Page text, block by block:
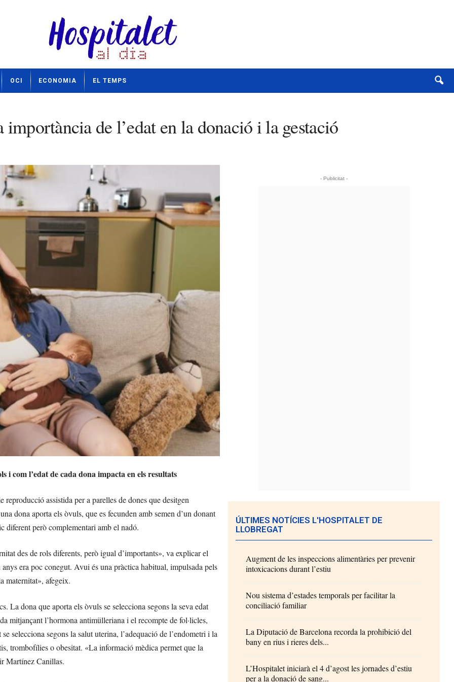
OCI ECONOMIA EL TEMPS
de l’edat en la donació i la gestació
i com l’edat de cada dona impacta en els resultats
assistida per a parelles de dones que desitgen
dona aporta els òvuls, que es fecunden amb semen d’un donant
diferent però complementari amb el nadó.
des de rols diferents, però igual d’importants», va explicar el
era poc conegut. Avui és una pràctica habitual, impulsada pels
maternitat», afegeix.
La dona que aporta els òvuls se selecciona segons la seva edat
mitjançant l’hormona antimülleriana i el recompte de fol·licles,
selecciona segons la salut uterina, l’adequació de l’endometri i la
trombofílies o obesitat. «La informació mèdica permet que la
Martínez Canillas.
- Publicitat -
ÚLTIMES NOTÍCIES L'HOSPITALET DE
LLOBREGAT
Augment de les inspeccions alimentàries per prevenir
intoxicacions durant l’estiu
Nou sistema d’estades temporals per facilitar la
conciliació familiar
La Diputació de Barcelona recorda la prohibició del
bany en rius i rieres dels...
L’Hospitalet iniciarà el 4 d’agost les jornades d’estiu
per a la donació de sang...